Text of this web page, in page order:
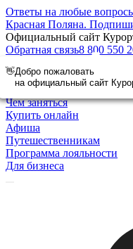
Ответы на любые
Красная Поляна.
Официальный сайт
Обратная связь8 800 550
👋Добро пожаловать
на официальный сайт
Отменить
Курорт
Чем заняться
Купить онлайн
Афиша
Путешественникам
Программа лояльности
Для бизнеса